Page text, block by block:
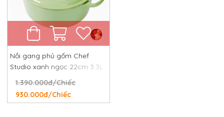
Nồi gang phủ gốm Chef
Studio xanh ngọc 22cm 3.3L
1.390.000đ/Chiếc
930.000đ/Chiếc